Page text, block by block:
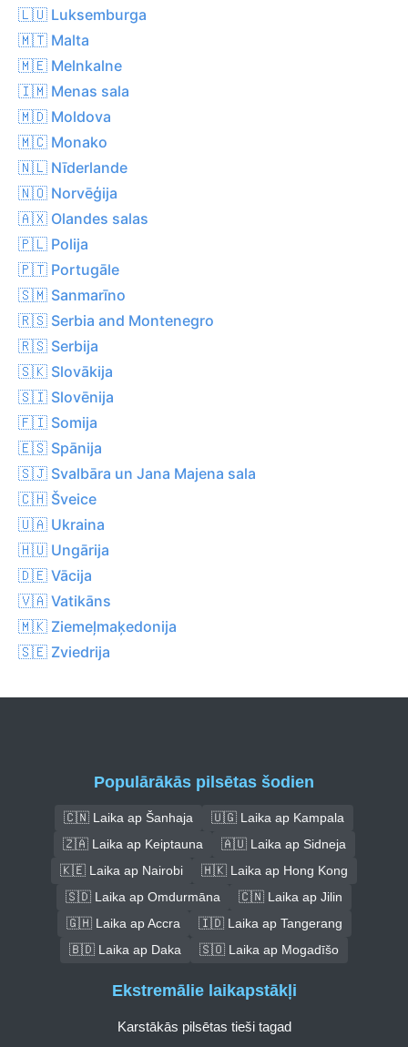
🇱🇺 Luksemburga
🇲🇹 Malta
🇲🇪 Melnkalne
🇮🇲 Menas sala
🇲🇩 Moldova
🇲🇨 Monako
🇳🇱 Nīderlande
🇳🇴 Norvēģija
🇦🇽 Olandes salas
🇵🇱 Polija
🇵🇹 Portugāle
🇸🇲 Sanmarīno
🇷🇸 Serbia and Montenegro
🇷🇸 Serbija
🇸🇰 Slovākija
🇸🇮 Slovēnija
🇫🇮 Somija
🇪🇸 Spānija
🇸🇯 Svalbāra un Jana Majena sala
🇨🇭 Šveice
🇺🇦 Ukraina
🇭🇺 Ungārija
🇩🇪 Vācija
🇻🇦 Vatikāns
🇲🇰 Ziemeļmaķedonija
🇸🇪 Zviedrija
Populārākās pilsētas šodien
🇨🇳 Laika ap Šanhaja
🇺🇬 Laika ap Kampala
🇿🇦 Laika ap Keiptauna
🇦🇺 Laika ap Sidneja
🇰🇪 Laika ap Nairobi
🇭🇰 Laika ap Hong Kong
🇸🇩 Laika ap Omdurmāna
🇨🇳 Laika ap Jilin
🇬🇭 Laika ap Accra
🇮🇩 Laika ap Tangerang
🇧🇩 Laika ap Daka
🇸🇴 Laika ap Mogadīšo
Ekstremālie laikapstākļi
Karstākās pilsētas tieši tagad